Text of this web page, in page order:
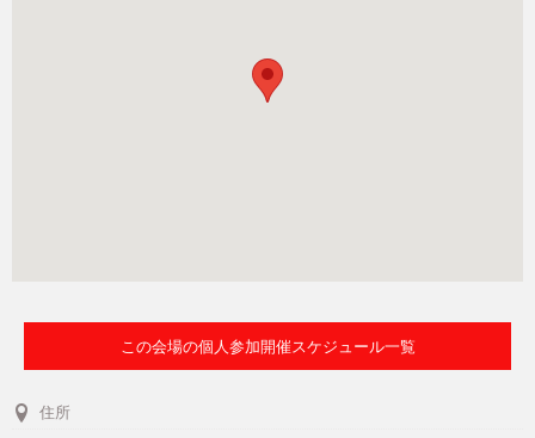
この会場の個人参加開催スケジュール一覧
住所